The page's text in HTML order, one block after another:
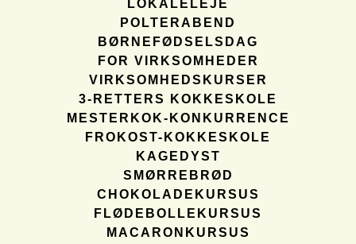
LOKALELEJE
POLTERABEND
BØRNEFØDSELSDAG
FOR VIRKSOMHEDER
VIRKSOMHEDSKURSER
3-RETTERS KOKKESKOLE
MESTERKOK-KONKURRENCE
FROKOST-KOKKESKOLE
KAGEDYST
SMØRREBRØD
CHOKOLADEKURSUS
FLØDEBOLLEKURSUS
MACARONKURSUS